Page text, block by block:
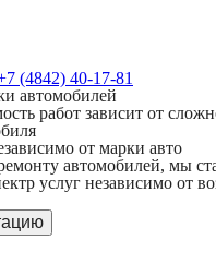
(4842) 40-17-81
автомобилей
работ зависит от
от марки авто
автомобилей, мы
услуг независимо от